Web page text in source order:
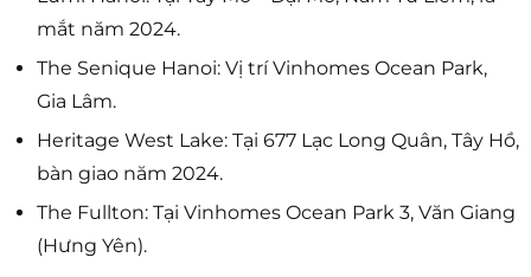
mắt năm 2024.
The Senique Hanoi: Vị trí Vinhomes Ocean Park,
Gia Lâm.
Heritage West Lake: Tại 677 Lạc Long Quân, Tây Hồ,
bàn giao năm 2024.
The Fullton: Tại Vinhomes Ocean Park 3, Văn Giang
(Hưng Yên).